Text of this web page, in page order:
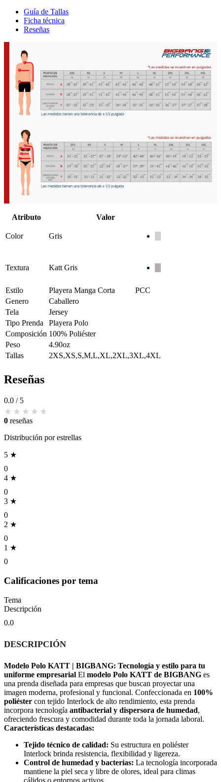
Guía de Tallas
Ficha técnica
Reseñas
Atributo Valor
Color Gris
Textura Katt Gris
Estilo Playera Manga Corta
PCC
Genero
Caballero
Tela
Jersey
Tipo Prenda
Playera Polo
Composición 100% Poliéster
Peso
4.90oz
Tallas
2XS,XS,S,M,L,XL,2XL,3XL,4XL
Reseñas
0.0 / 5
0 reseñas
Distribución por estrellas
5 ★
0
4 ★
0
3 ★
0
2 ★
0
1 ★
0
Calificaciones por tema
Tema
Descripción
0.0
DESCRIPCIÓN
Modelo Polo KATT | BIGBANG: Tecnología y estilo para tu
uniforme empresarial El modelo Polo KATT de BIGBANG es
una prenda diseñada para empresas que buscan proyectar una
imagen moderna, profesional y funcional. Confeccionada en 100%
poliéster con tejido Interlock de alto rendimiento, esta prenda
incorpora tecnología antibacterial y dispersora de humedad,
ofreciendo frescura y comodidad durante toda la jornada laboral.
Características destacadas:
Tejido técnico de calidad: Su estructura en poliéster
Interlock brinda resistencia, flexibilidad y ligereza.
Control de humedad y bacterias: La tecnología incorporada
mantiene la piel seca y libre de olores, ideal para climas
cálidos o entornos activos.